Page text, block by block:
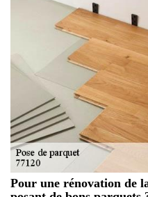
Pour une rénovation de